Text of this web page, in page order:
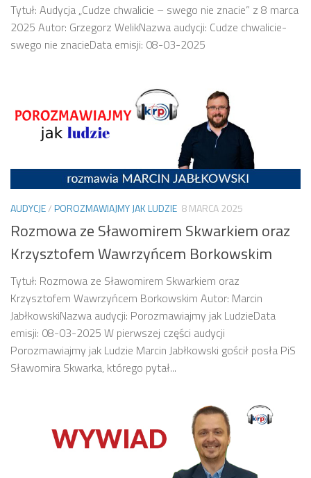
Tytuł: Audycja „Cudze chwalicie – swego nie znacie” z 8 marca
2025 Autor: Grzegorz WelikNazwa audycji: Cudze chwalicie-
swego nie znacieData emisji: 08-03-2025
AUDYCJE/POROZMAWIAJMY JAK LUDZIE 8 MARCA 2025
Rozmowa ze Sławomirem Skwarkiem oraz
Krzysztofem Wawrzyńcem Borkowskim
Tytuł: Rozmowa ze Sławomirem Skwarkiem oraz
Krzysztofem Wawrzyńcem Borkowskim Autor: Marcin
JabłkowskiNazwa audycji: Porozmawiajmy jak LudzieData
emisji: 08-03-2025 W pierwszej części audycji
Porozmawiajmy jak Ludzie Marcin Jabłkowski gościł posła PiS
Sławomira Skwarka, którego pytał...